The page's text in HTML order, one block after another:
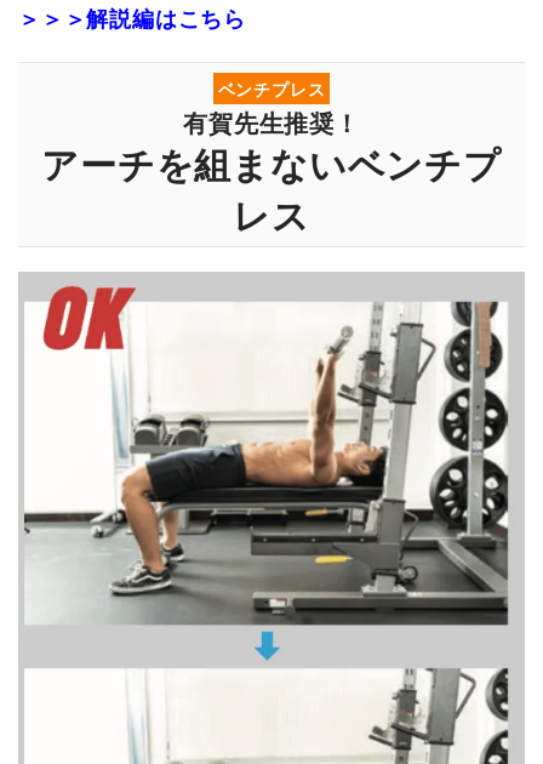
＞＞＞解説編はこちら
ベンチプレス
有賀先生推奨！
アーチを組まないベンチプ
レス